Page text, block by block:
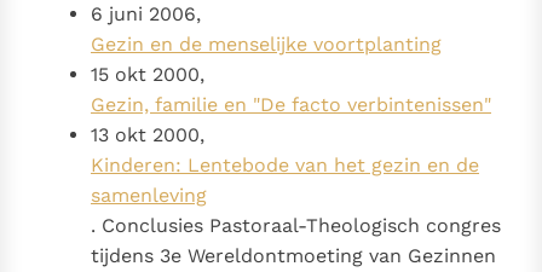
6 juni 2006,
Gezin en de menselijke voortplanting
15 okt 2000,
Gezin, familie en "De facto verbintenissen"
13 okt 2000,
Kinderen: Lentebode van het gezin en de
samenleving
. Conclusies Pastoraal-Theologisch congres
tijdens 3e Wereldontmoeting van Gezinnen